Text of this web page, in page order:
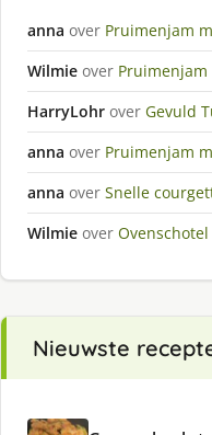
anna over Pruimenjam
Wilmie over
HarryLohr over Gevuld
anna over Pruimenjam
anna over Snelle
Wilmie over
Nieuwste